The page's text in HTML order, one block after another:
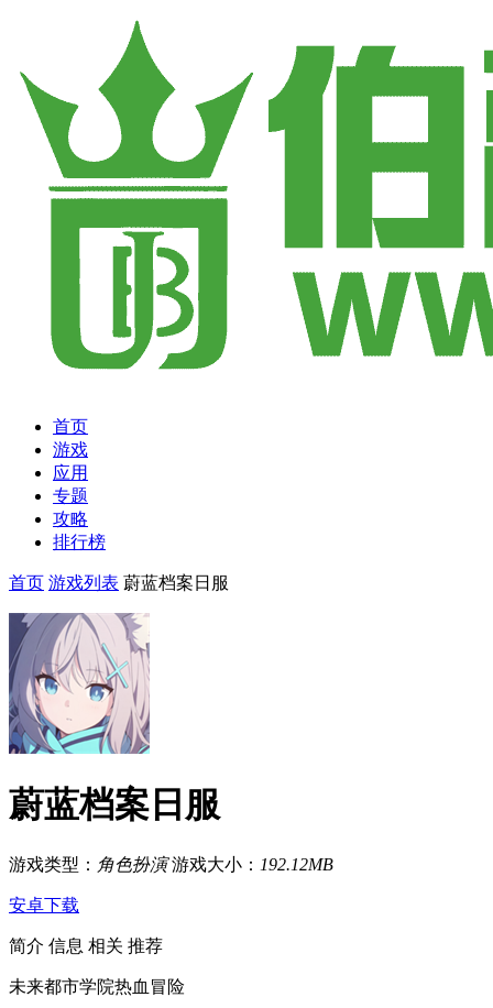
首页
游戏
应用
专题
攻略
排行榜
首页 游戏列表 蔚蓝档案日服
蔚蓝档案日服
游戏类型： 角色扮演 游戏大小： 192.12MB
安卓下载
简介 信息 相关 推荐
未来都市学院热血冒险